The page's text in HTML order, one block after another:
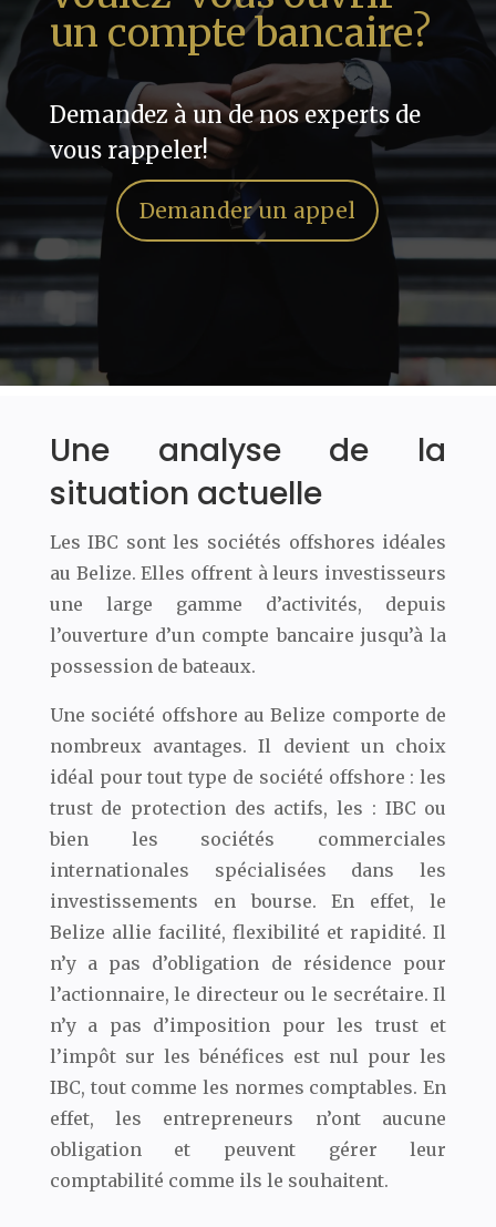
un compte bancaire?
Demandez à un de nos experts de
vous rappeler!
Demander un appel
Une analyse de la
situation actuelle
Les IBC sont les sociétés offshores idéales
au Belize. Elles offrent à leurs investisseurs
une large gamme d’activités, depuis
l’ouverture d’un compte bancaire jusqu’à la
possession de bateaux.
Une société offshore au Belize comporte de
nombreux avantages. Il devient un choix
idéal pour tout type de société offshore : les
trust de protection des actifs, les : IBC ou
bien les sociétés commerciales
internationales spécialisées dans les
investissements en bourse. En effet, le
Belize allie facilité, flexibilité et rapidité. Il
n’y a pas d’obligation de résidence pour
l’actionnaire, le directeur ou le secrétaire. Il
n’y a pas d’imposition pour les trust et
l’impôt sur les bénéfices est nul pour les
IBC, tout comme les normes comptables. En
effet, les entrepreneurs n’ont aucune
obligation et peuvent gérer leur
comptabilité comme ils le souhaitent.